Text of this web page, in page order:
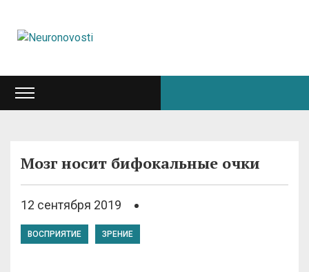
Мозг носит бифокальные очки
12 сентября 2019
ВОСПРИЯТИЕ ЗРЕНИЕ